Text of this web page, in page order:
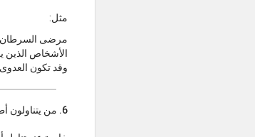
مثل:
مرضى السرطان
الأشخاص الذين
وقد تكون
6. من يتناولون أطعمة الشارع بكثرة أثناء السفر